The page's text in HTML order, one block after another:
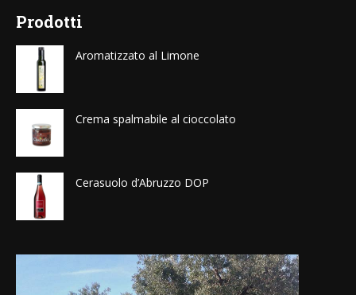
Prodotti
Aromatizzato al Limone
Crema spalmabile al cioccolato
Cerasuolo d’Abruzzo DOP